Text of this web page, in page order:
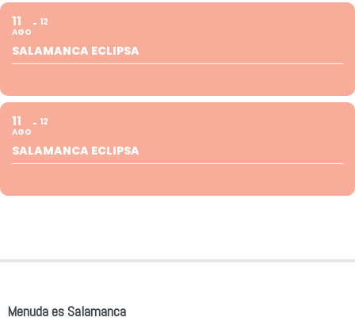
11
AGO
12
SALAMANCA ECLIPSA
11
AGO
12
SALAMANCA ECLIPSA
Menuda es Salamanca